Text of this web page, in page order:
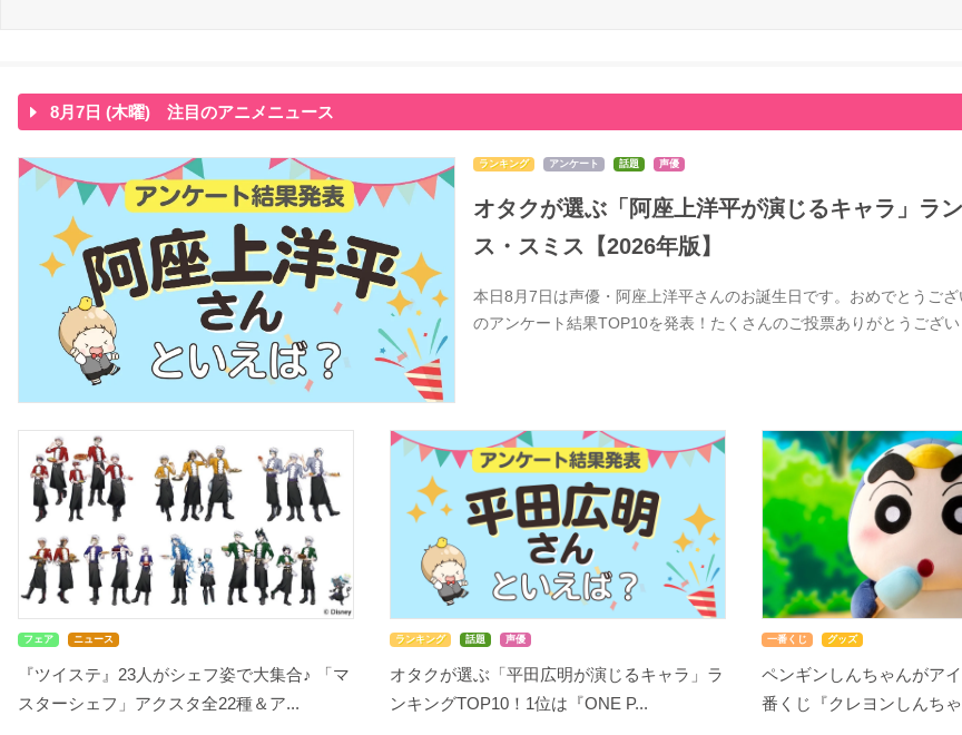
8月7日 (木曜) 注目のアニメニュース
ランキング アンケート 話題 声優
オタクが選ぶ「阿座上洋平が演じるキャラ」ラ
ス・スミス【2026年版】
本日8月7日は声優・阿座上洋平さんのお誕生日です。おめでとうご
のアンケート結果TOP10を発表！たくさんのご投票ありがとうござ
フェア ニュース
『ツイステ』23人がシェフ姿で大集合♪ 「マ
スターシェフ」アクスタ全22種＆ア...
ランキング 話題 声優
オタクが選ぶ「平田広明が演じるキャラ」ラ
ンキングTOP10！1位は『ONE P...
一番くじ グッズ
ペンギンしんちゃんがア
番くじ『クレヨンしんち